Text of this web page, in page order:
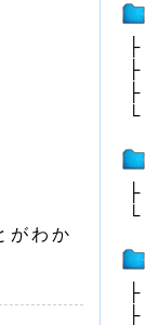
がわか
├
├
├
└
├
└
├
├